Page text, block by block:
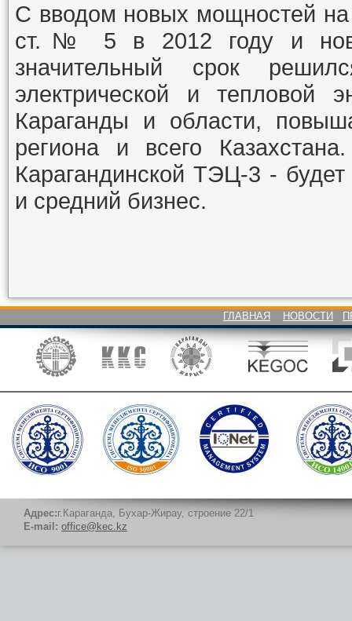
С вводом новых мощностей на
ст.№ 5 в 2012 году и
значительный срок
электрической и тепловой
Караганды и области,
региона и всего
Карагандинской ТЭЦ-3 -
и средний бизнес.
ГЛАВНАЯ НОВОСТИ
Адрес:г.Караганда, Бухар-Жирау, строение 22/1
E-mail: office@kec.kz